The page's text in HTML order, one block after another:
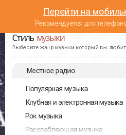
Перейти на
Рекомендуется для
Стиль музыки
Выберите жанр музыки который вы
Местное радио
Популярная музыка
Клубная и электронная музыка
Рок музыка
Расслабляющая музыка